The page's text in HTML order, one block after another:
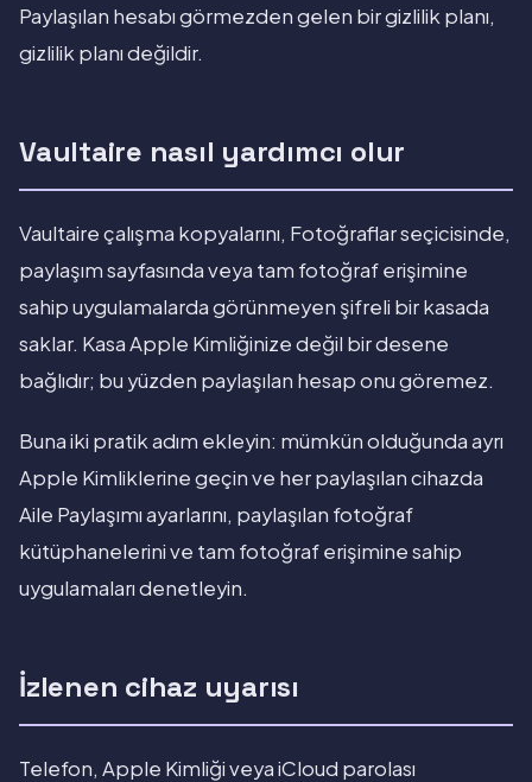
Paylaşılan hesabı görmezden gelen bir gizlilik planı,
gizlilik planı değildir.
Vaultaire nasıl yardımcı olur
Vaultaire çalışma kopyalarını, Fotoğraflar seçicisinde,
paylaşım sayfasında veya tam fotoğraf erişimine
sahip uygulamalarda görünmeyen şifreli bir kasada
saklar. Kasa Apple Kimliğinize değil bir desene
bağlıdır; bu yüzden paylaşılan hesap onu göremez.
Buna iki pratik adım ekleyin: mümkün olduğunda ayrı
Apple Kimliklerine geçin ve her paylaşılan cihazda
Aile Paylaşımı ayarlarını, paylaşılan fotoğraf
kütüphanelerini ve tam fotoğraf erişimine sahip
uygulamaları denetleyin.
İzlenen cihaz uyarısı
Telefon, Apple Kimliği veya iCloud parolası